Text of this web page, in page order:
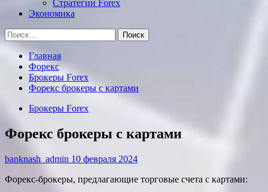
Стратегии Forex
Экономика
Найти:
Главная
Форекс
Брокеры Forex
Форекс брокеры с картами
Брокеры Forex
Форекс брокеры с картами
banknash_admin 10 февраля 2024
Форекс-брокеры, предлагающие торговые счета с картами: